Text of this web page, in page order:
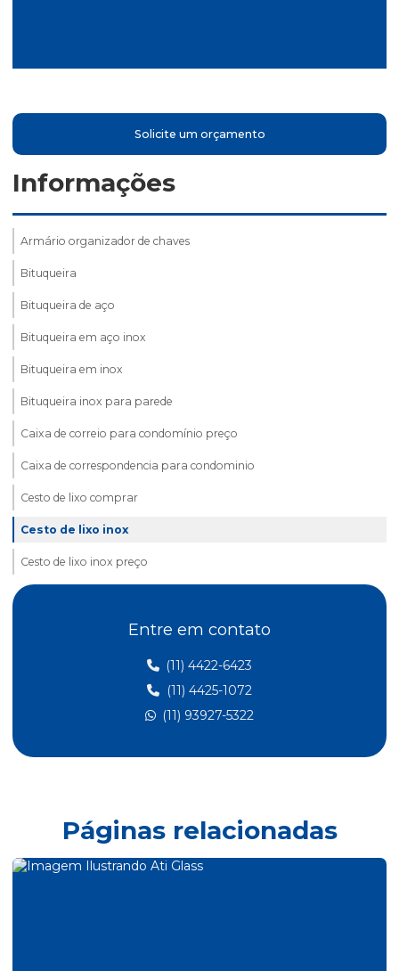
Solicite um orçamento
Informações
Armário organizador de chaves
Bituqueira
Bituqueira de aço
Bituqueira em aço inox
Bituqueira em inox
Bituqueira inox para parede
Caixa de correio para condomínio preço
Caixa de correspondencia para condominio
Cesto de lixo comprar
Cesto de lixo inox
Cesto de lixo inox preço
Cesto porta guarda chuva
Comprar display acrilico a4
Comprar quadro de avisos
Conjunto de lixeira coleta seletiva inox
Display acrílico a4 parede horizontal
Entre em contato
(11) 4422-6423
(11) 4425-1072
(11) 93927-5322
Páginas relacionadas